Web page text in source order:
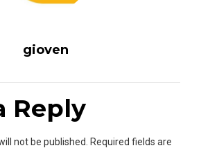
gioven
Reply
not be published. Required fields are